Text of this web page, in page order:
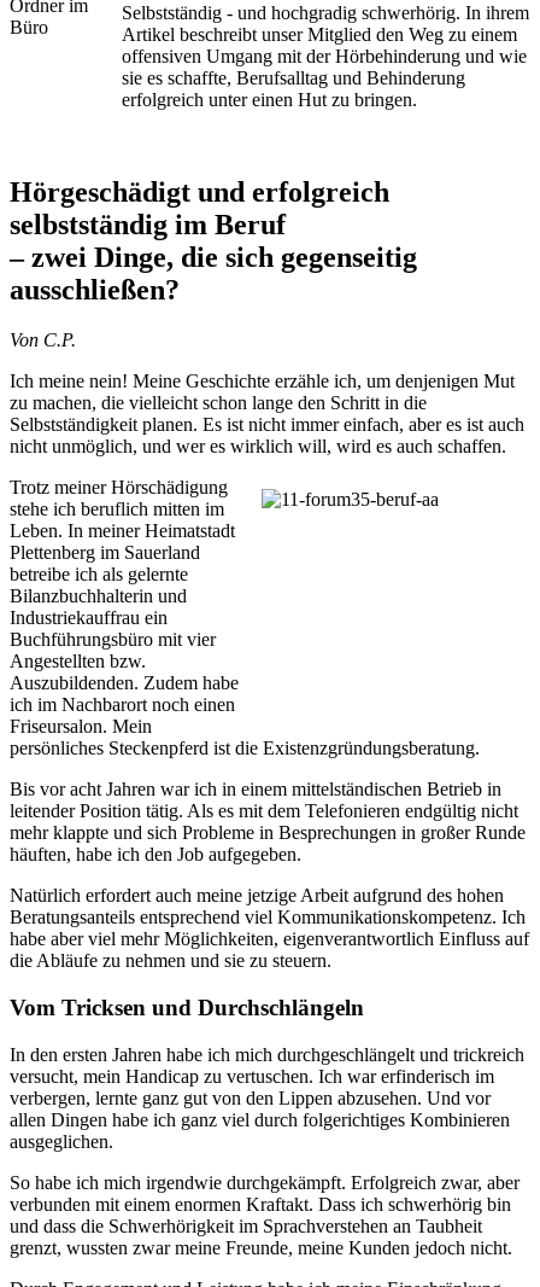
Selbstständig - und hochgradig schwerhörig. In ihrem
Artikel beschreibt unser Mitglied den Weg zu einem
offensiven Umgang mit der Hörbehinderung und wie
sie es schaffte, Berufsalltag und Behinderung
erfolgreich unter einen Hut zu bringen.
Hörgeschädigt und erfolgreich
selbstständig im Beruf
– zwei Dinge, die sich gegenseitig
ausschließen?
Von C.P.
Ich meine nein! Meine Geschichte erzähle ich, um denjenigen Mut
zu machen, die vielleicht schon lange den Schritt in die
Selbstständigkeit planen. Es ist nicht immer einfach, aber es ist auch
nicht unmöglich, und wer es wirklich will, wird es auch schaffen.
Trotz meiner Hörschädigung
stehe ich beruflich mitten im
Leben. In meiner Heimatstadt
Plettenberg im Sauerland
betreibe ich als gelernte
Bilanzbuchhalterin und
Industriekauffrau ein
Buchführungsbüro mit vier
Angestellten bzw.
Auszubildenden. Zudem habe
ich im Nachbarort noch einen
Friseursalon. Mein
persönliches Steckenpferd ist die Existenzgründungsberatung.
Bis vor acht Jahren war ich in einem mittelständischen Betrieb in
leitender Position tätig. Als es mit dem Telefonieren endgültig nicht
mehr klappte und sich Probleme in Besprechungen in großer Runde
häuften, habe ich den Job aufgegeben.
Natürlich erfordert auch meine jetzige Arbeit aufgrund des hohen
Beratungsanteils entsprechend viel Kommunikationskompetenz. Ich
habe aber viel mehr Möglichkeiten, eigenverantwortlich Einfluss auf
die Abläufe zu nehmen und sie zu steuern.
Vom Tricksen und Durchschlängeln
In den ersten Jahren habe ich mich durchgeschlängelt und trickreich
versucht, mein Handicap zu vertuschen. Ich war erfinderisch im
verbergen, lernte ganz gut von den Lippen abzusehen. Und vor
allen Dingen habe ich ganz viel durch folgerichtiges Kombinieren
ausgeglichen.
So habe ich mich irgendwie durchgekämpft. Erfolgreich zwar, aber
verbunden mit einem enormen Kraftakt. Dass ich schwerhörig bin
und dass die Schwerhörigkeit im Sprachverstehen an Taubheit
grenzt, wussten zwar meine Freunde, meine Kunden jedoch nicht.